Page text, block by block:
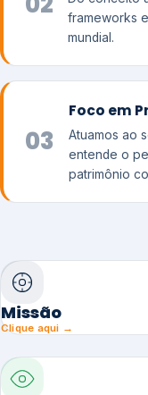
frameworks
mundial.
03
Foco em
Atuamos ao
entende o
patrimônio
Missão
Clique aqui →